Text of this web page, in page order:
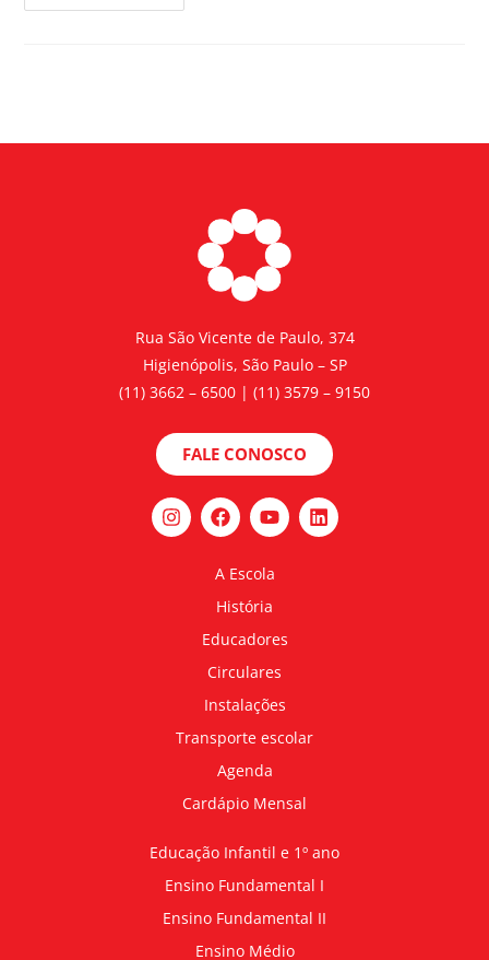
Rua São Vicente de Paulo, 374
Higienópolis, São Paulo – SP
(11) 3662 – 6500 | (11) 3579 – 9150
FALE CONOSCO
A Escola
História
Educadores
Circulares
Instalações
Transporte escolar
Agenda
Cardápio Mensal
Educação Infantil e 1º ano
Ensino Fundamental I
Ensino Fundamental II
Ensino Médio